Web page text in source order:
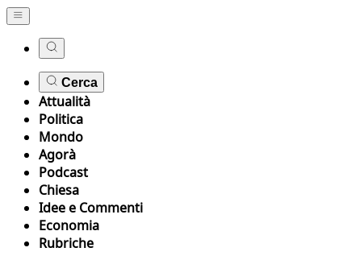
Cerca
Attualità
Politica
Mondo
Agorà
Podcast
Chiesa
Idee e Commenti
Economia
Rubriche